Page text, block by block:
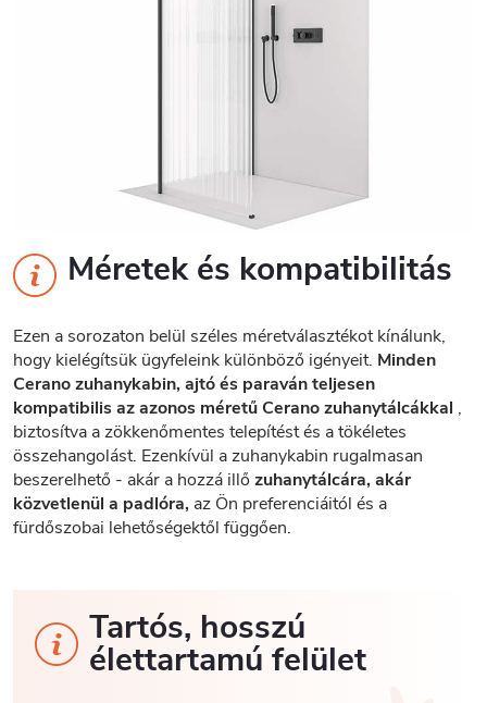
Méretek és kompatibilitás
Ezen a sorozaton belül széles méretválasztékot kínálunk,
hogy kielégítsük ügyfeleink különböző igényeit. Minden
Cerano zuhanykabin, ajtó és paraván teljesen
kompatibilis az azonos méretű Cerano zuhanytálcákkal ,
biztosítva a zökkenőmentes telepítést és a tökéletes
összehangolást. Ezenkívül a zuhanykabin rugalmasan
beszerelhető - akár a hozzá illő zuhanytálcára, akár
közvetlenül a padlóra, az Ön preferenciáitól és a
fürdőszobai lehetőségektől függően.
Tartós, hosszú
élettartamú felület